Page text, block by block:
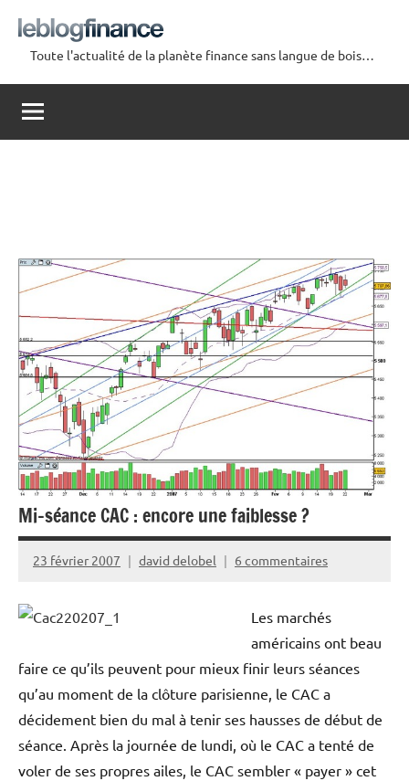
contenu
Le
Blog
Finance
Toute l'actualité de la planète finance sans langue de bois…
Mi-séance CAC : encore une faiblesse ?
23 février 2007 david delobel 6 commentaires
Les marchés
américains ont beau
faire ce qu’ils peuvent pour mieux finir leurs séances
qu’au moment de la clôture parisienne, le CAC a
décidement bien du mal à tenir ses hausses de début de
séance. Après la journée de lundi, où le CAC a tenté de
voler de ses propres ailes, le CAC sembler « payer » cet